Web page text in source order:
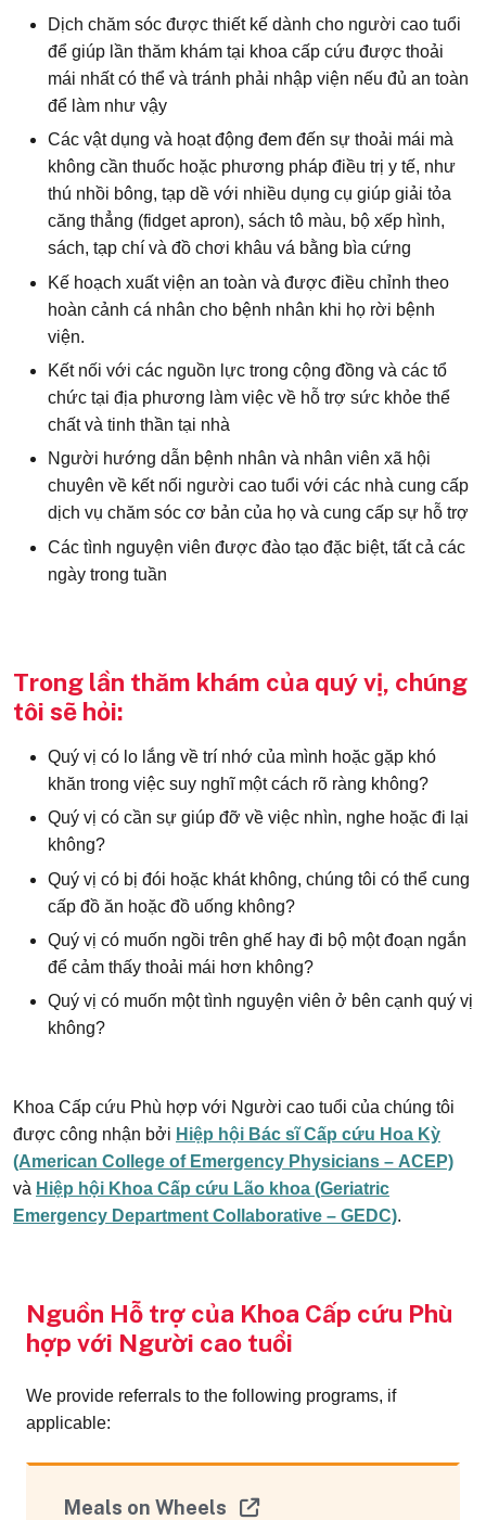
Dịch chăm sóc được thiết kế dành cho người cao tuổi
để giúp lần thăm khám tại khoa cấp cứu được thoải
mái nhất có thể và tránh phải nhập viện nếu đủ an toàn
để làm như vậy
Các vật dụng và hoạt động đem đến sự thoải mái mà
không cần thuốc hoặc phương pháp điều trị y tế, như
thú nhồi bông, tạp dề với nhiều dụng cụ giúp giải tỏa
căng thẳng (fidget apron), sách tô màu, bộ xếp hình,
sách, tạp chí và đồ chơi khâu vá bằng bìa cứng
Kế hoạch xuất viện an toàn và được điều chỉnh theo
hoàn cảnh cá nhân cho bệnh nhân khi họ rời bệnh
viện.
Kết nối với các nguồn lực trong cộng đồng và các tổ
chức tại địa phương làm việc về hỗ trợ sức khỏe thể
chất và tinh thần tại nhà
Người hướng dẫn bệnh nhân và nhân viên xã hội
chuyên về kết nối người cao tuổi với các nhà cung cấp
dịch vụ chăm sóc cơ bản của họ và cung cấp sự hỗ trợ
Các tình nguyện viên được đào tạo đặc biệt, tất cả các
ngày trong tuần
Trong lần thăm khám của quý vị, chúng
tôi sẽ hỏi:
Quý vị có lo lắng về trí nhớ của mình hoặc gặp khó
khăn trong việc suy nghĩ một cách rõ ràng không?
Quý vị có cần sự giúp đỡ về việc nhìn, nghe hoặc đi lại
không?
Quý vị có bị đói hoặc khát không, chúng tôi có thể cung
cấp đồ ăn hoặc đồ uống không?
Quý vị có muốn ngồi trên ghế hay đi bộ một đoạn ngắn
để cảm thấy thoải mái hơn không?
Quý vị có muốn một tình nguyện viên ở bên cạnh quý vị
không?
Khoa Cấp cứu Phù hợp với Người cao tuổi của chúng tôi
được công nhận bởi Hiệp hội Bác sĩ Cấp cứu Hoa Kỳ
(American College of Emergency Physicians – ACEP)
và Hiệp hội Khoa Cấp cứu Lão khoa (Geriatric
Emergency Department Collaborative – GEDC).
Nguồn Hỗ trợ của Khoa Cấp cứu Phù
hợp với Người cao tuổi
We provide referrals to the following programs, if
applicable:
Meals on Wheels